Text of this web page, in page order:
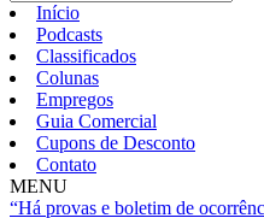
Início
Podcasts
Classificados
Colunas
Empregos
Guia Comercial
Cupons de Desconto
Contato
MENU
“Há provas e boletim de